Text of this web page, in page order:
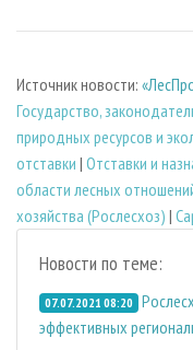
Источник новости:
Государство,
природных ресурсов и
отставки | Отставки и
области лесных
хозяйства (Рослесхоз) |
Новости по теме:
07.07.2021 08:20
эффективных